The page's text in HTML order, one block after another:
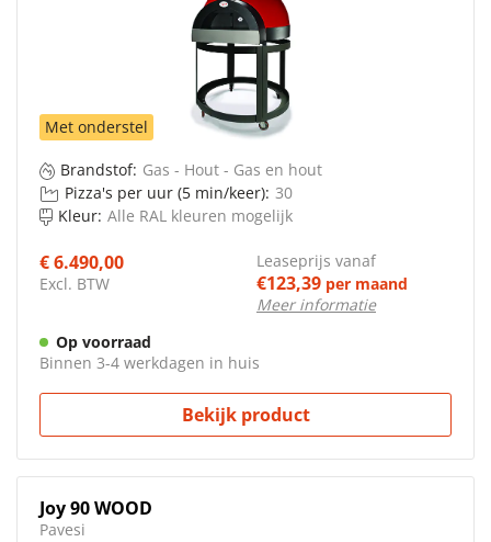
Met onderstel
Brandstof: Gas - Hout - Gas en hout
Pizza's per uur (5 min/keer): 30
Kleur: Alle RAL kleuren mogelijk
€ 6.490,00
Excl. BTW
Leaseprijs vanaf
€123,39 per maand
Meer informatie
Op voorraad
Binnen 3-4 werkdagen in huis
Bekijk product
Joy 90 WOOD
Pavesi